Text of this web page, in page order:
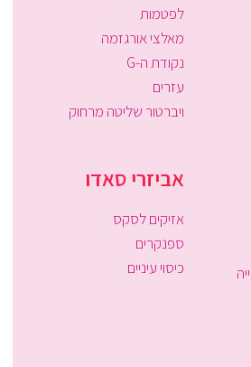
לפטמות
מאלצי אורגזמה
נקודת ה-G
עזרים
ויברטור שליטה מרחוק
אביזרי סאדו
אזיקים לסקס
ספנקרים
כיסוי עיניים